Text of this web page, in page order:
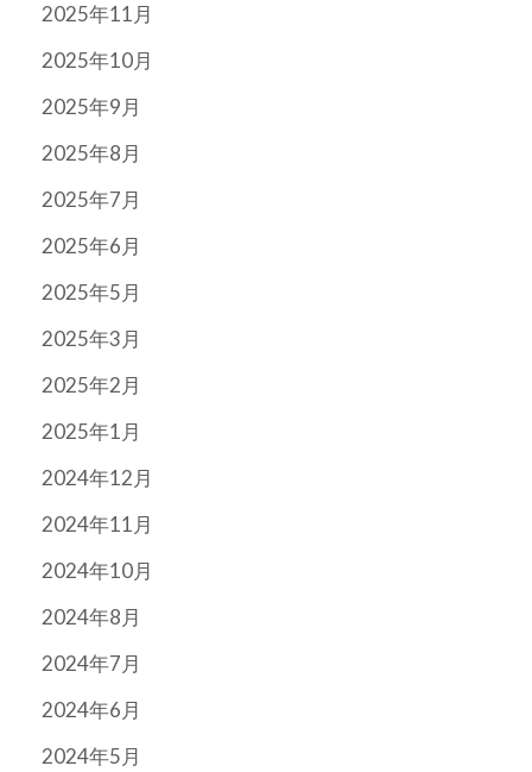
2025年11月
2025年10月
2025年9月
2025年8月
2025年7月
2025年6月
2025年5月
2025年3月
2025年2月
2025年1月
2024年12月
2024年11月
2024年10月
2024年8月
2024年7月
2024年6月
2024年5月